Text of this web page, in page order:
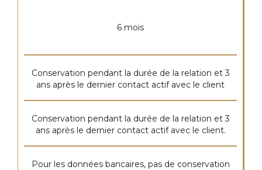
6 mois
Conservation pendant la durée de la relation et 3
ans après le dernier contact actif avec le client
Conservation pendant la durée de la relation et 3
ans après le dernier contact actif avec le client.
Pour les données bancaires, pas de conservation